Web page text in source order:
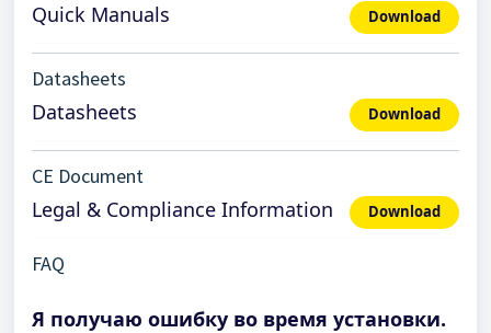
Quick Manuals Download
Datasheets
Datasheets Download
CE Document
Legal & Compliance Information Download
FAQ
Я получаю ошибку во время установки.